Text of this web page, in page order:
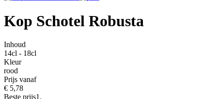
Kop Schotel Robusta
Inhoud
14cl - 18cl
Kleur
rood
Prijs vanaf
€ 5,78
Beste prijs1.